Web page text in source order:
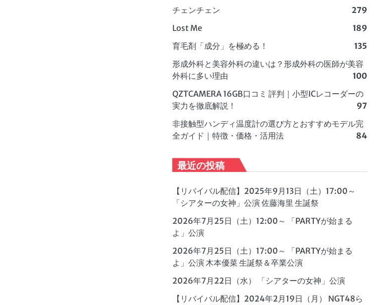
チェンチェン
279
Lost Me
189
育毛剤「成分」を極める！
135
形成外科と美容外科の違いは？形成外科の医師が美容
外科に多い理由
100
QZTCAMERA 16GB口コミ 評判｜小型ICレコーダーの
実力を徹底解説！
97
非接触型ハンディ温度計の選び方とおすすめモデル完
全ガイド｜特徴・価格・活用法
84
最近の投稿
【リバイバル配信】2025年9月13日（土）17:00～
「シアターの女神」公演 佐藤海里 生誕祭
2026年7月25日（土）12:00～ 「PARTYが始まる
よ」公演
2026年7月25日（土）17:00～ 「PARTYが始まる
よ」公演 木本優菜 生誕祭＆卒業公演
2026年7月22日（水） 「シアターの女神」公演
【リバイバル配信】2024年2月19日（月） NGT48ら